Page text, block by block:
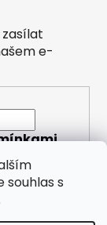
s
e-